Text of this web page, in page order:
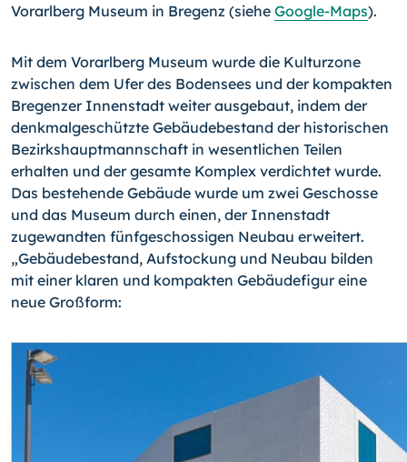
Vorarlberg Museum in Bregenz (siehe Google-Maps).
Mit dem Vorarlberg Museum wurde die Kulturzone
zwischen dem Ufer des Bodensees und der kompakten
Bregenzer Innen­stadt weiter ausgebaut, indem der
denkmalgeschützte Gebäu­debestand der historischen
Bezirkshauptmannschaft in we­sentlichen Teilen
erhalten und der gesamte Komplex verdich­tet wurde.
Das bestehende Gebäude wurde um zwei Geschos­se
und das Museum durch einen, der Innenstadt
zugewandten fünfgeschossigen Neu­bau erweitert.
„Gebäudebestand, Aufstockung und Neubau bilden
mit einer klaren und kompakten Gebäudefigur eine
neue Großform: